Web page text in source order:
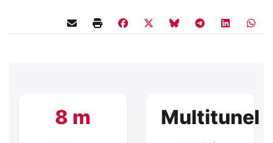
8 m Multitunel